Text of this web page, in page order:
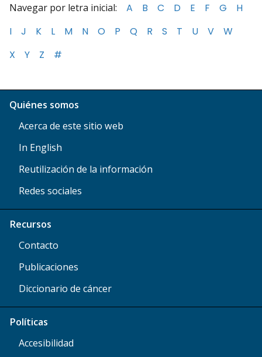
Navegar por letra inicial: A B C D E F G
H
I
J K L M N O P Q R S T U V
W
X
Y Z #
Quiénes somos
Acerca de este sitio web
In English
Reutilización de la información
Redes sociales
Recursos
Contacto
Publicaciones
Diccionario de cáncer
Políticas
Accesibilidad